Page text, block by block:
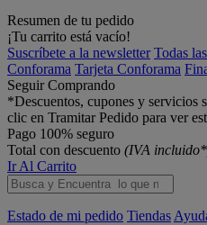
Resumen de tu pedido
¡Tu carrito está vacío!
Suscríbete a la newsletter Todas
Conforama Tarjeta Conforama
Seguir Comprando
*Descuentos, cupones y servicios
clic en Tramitar Pedido para ver
Pago 100% seguro
Total con descuento (IVA
Ir Al Carrito
Estado de mi pedido Tiendas